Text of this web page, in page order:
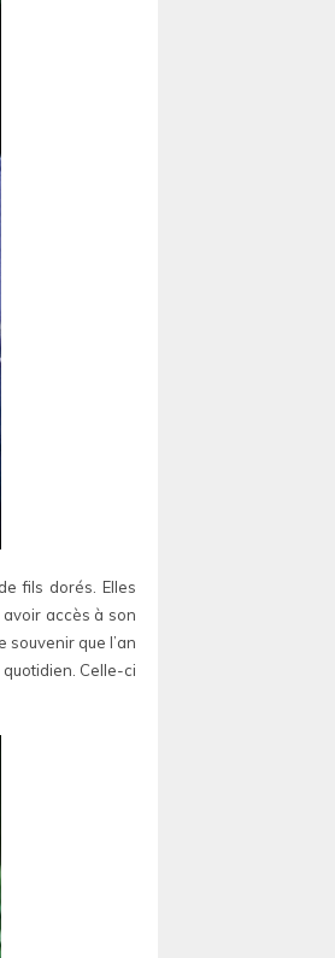
fils dorés. Elles
accès à son
que l’an
Celle-ci